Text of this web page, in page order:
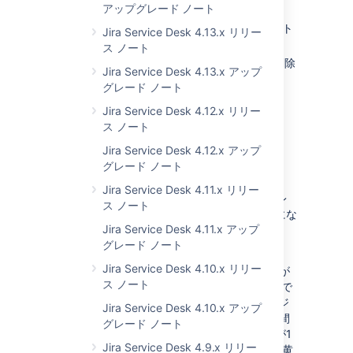
アップグレード ノート
Jira Service Desk 4.13.x リリー
ス ノート
Jira Service Desk 4.13.x アップ
グレード ノート
Jira Service Desk 4.12.x リリー
ス ノート
Jira Service Desk 4.12.x アップ
グレード ノート
Jira Service Desk 4.11.x リリー
ス ノート
Jira Service Desk 4.11.x アップ
グレード ノート
Jira Service Desk 4.10.x リリー
ス ノート
Jira Service Desk 4.10.x アップ
グレード ノート
Jira Service Desk 4.9.x リリー
つ選べるようになりました。
プロジェクト管理者による 新規 SLA メト
リック名作成を可能にする設定
使用していないカスタムフィールドの削除
続きを読む
SLA トラッカーの色の変更
SLA トラッカーの色の定義が少し変わり、グレ
ーと黄色の使い分けがより一貫性を持つようにな
りました。
このバージョンから、SLA トラッカーの色は、
SLA の目標時間に関係なく、SLA の残り時間が
1 時間未満である場合はグレーで、 30 分未満で
ある場合は黄色で表示されます。 以前のバージ
ョンでは、SLA トラッカーは、SLA の残り時間
が 30 分の場合はグレーで、SLA の目標時間が1
時間以内で、かつ、残り時間が 15 分の場合に黄